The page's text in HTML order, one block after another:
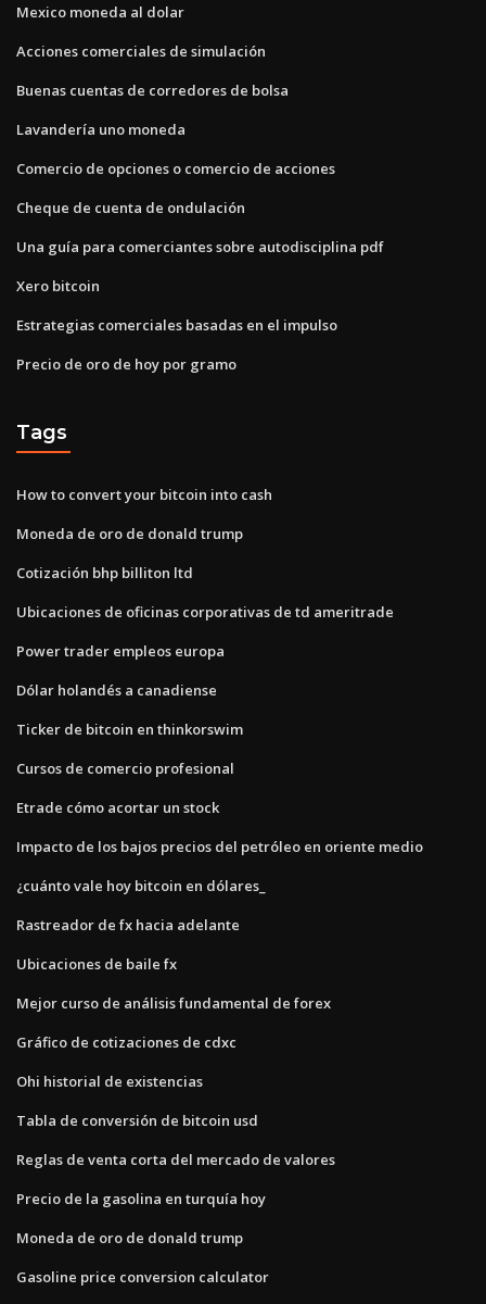
Mexico moneda al dolar
Acciones comerciales de simulación
Buenas cuentas de corredores de bolsa
Lavandería uno moneda
Comercio de opciones o comercio de acciones
Cheque de cuenta de ondulación
Una guía para comerciantes sobre autodisciplina pdf
Xero bitcoin
Estrategias comerciales basadas en el impulso
Precio de oro de hoy por gramo
Tags
How to convert your bitcoin into cash
Moneda de oro de donald trump
Cotización bhp billiton ltd
Ubicaciones de oficinas corporativas de td ameritrade
Power trader empleos europa
Dólar holandés a canadiense
Ticker de bitcoin en thinkorswim
Cursos de comercio profesional
Etrade cómo acortar un stock
Impacto de los bajos precios del petróleo en oriente medio
¿cuánto vale hoy bitcoin en dólares_
Rastreador de fx hacia adelante
Ubicaciones de baile fx
Mejor curso de análisis fundamental de forex
Gráfico de cotizaciones de cdxc
Ohi historial de existencias
Tabla de conversión de bitcoin usd
Reglas de venta corta del mercado de valores
Precio de la gasolina en turquía hoy
Moneda de oro de donald trump
Gasoline price conversion calculator